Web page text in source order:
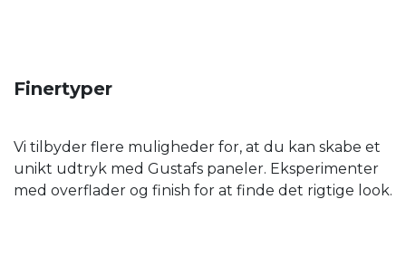
Finertyper
Vi tilbyder flere muligheder for, at du kan skabe et
unikt udtryk med Gustafs paneler. Eksperimenter
med overflader og finish for at finde det rigtige look.